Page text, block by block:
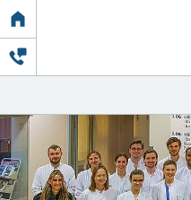
Link
zur
Startseite